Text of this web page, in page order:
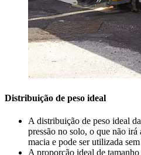
Distribuição de peso ideal
A distribuição de peso ideal
pressão no solo, o que não
macia e pode ser utilizada
A proporção ideal de